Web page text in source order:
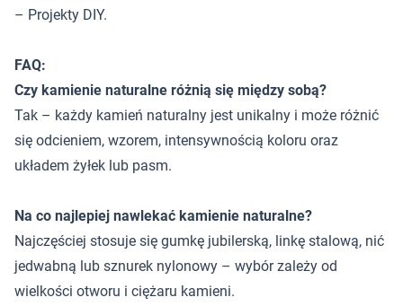
– Projekty DIY.
FAQ:
Czy kamienie naturalne różnią się między sobą?
Tak – każdy kamień naturalny jest unikalny i może różnić
się odcieniem, wzorem, intensywnością koloru oraz
układem żyłek lub pasm.
Na co najlepiej nawlekać kamienie naturalne?
Najczęściej stosuje się gumkę jubilerską, linkę stalową, nić
jedwabną lub sznurek nylonowy – wybór zależy od
wielkości otworu i ciężaru kamieni.